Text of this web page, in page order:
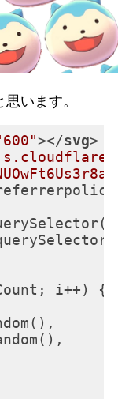
います。
></svg>
i++) {